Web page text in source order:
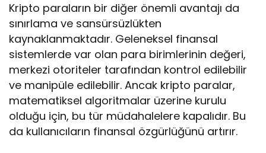
Kripto paraların bir diğer önemli avantajı da
sınırlama ve sansürsüzlükten
kaynaklanmaktadır. Geleneksel finansal
sistemlerde var olan para birimlerinin değeri,
merkezi otoriteler tarafından kontrol edilebilir
ve manipüle edilebilir. Ancak kripto paralar,
matematiksel algoritmalar üzerine kurulu
olduğu için, bu tür müdahalelere kapalıdır. Bu
da kullanıcıların finansal özgürlüğünü artırır.